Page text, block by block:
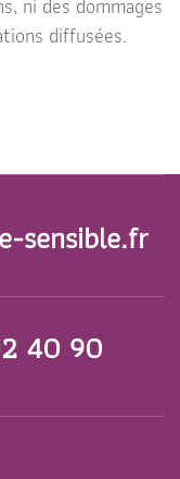
diffusées.
sensible.fr
40 90